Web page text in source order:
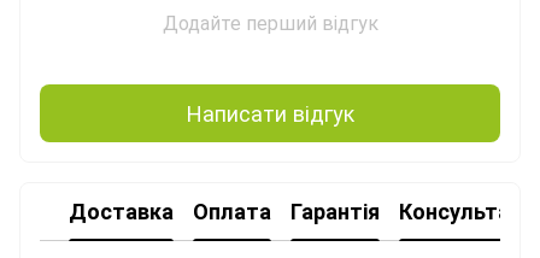
Додайте перший відгук
Написати відгук
Доставка Оплата Гарантія Консультація